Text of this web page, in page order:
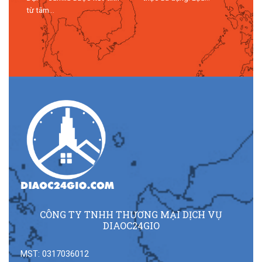
từ tâm...
CÔNG TY TNHH THƯƠNG MẠI DỊCH VỤ
DIAOC24GIO
MST: 0317036012